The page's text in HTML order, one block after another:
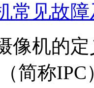
常见故
像机的
简称IPC